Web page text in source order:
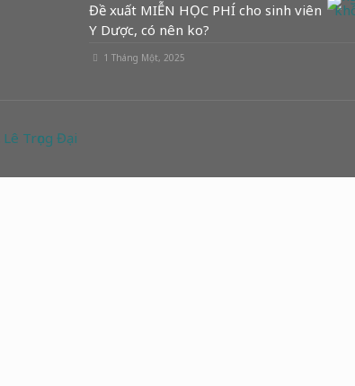
Đề xuất MIỄN HỌC PHÍ cho sinh viên
Y Dược, có nên ko?
1 Tháng Một, 2025
Lê Trọng Đại